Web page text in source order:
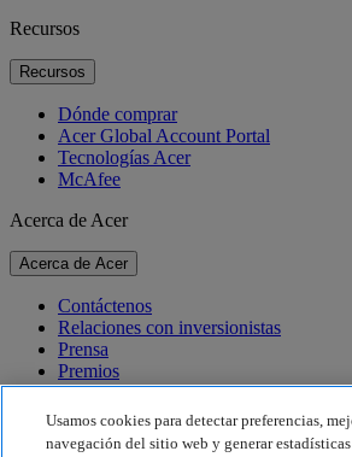
Recursos
Recursos
Dónde comprar
Acer Global Account Portal
Tecnologías Acer
McAfee
Acerca de Acer
Acerca de Acer
Contáctenos
Relaciones con inversionistas
Prensa
Premios
Eventos
Sostenibilidad
Usamos cookies para detectar preferencias,
navegación del sitio web y generar